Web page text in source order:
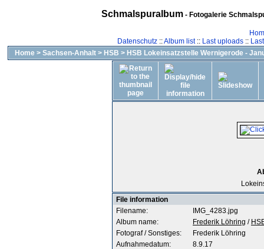
Schmalspuralbum- Fotogalerie
Datenschutz::Album list:: Last uploads::
Home > Sachsen-Anhalt > HSB > HSB Lokeinsatzstelle Wernigerode -
File information
Filename:
IMG_4283.jpg
Album name:
Frederik Löhring /
Fotograf / Sonstiges:
Frederik Löhring
Aufnahmedatum:
8.9.17